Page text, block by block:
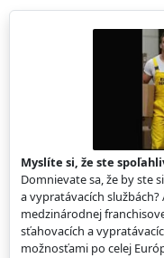
Myslíte si, že ste
Domnievate sa, že by ste
a vypratávacích
medzinárodnej
sťahovacích a
možnosťami po celej